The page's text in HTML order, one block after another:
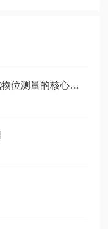
恩德斯豪斯雷达物位计：非接触式物位测量的核心设备